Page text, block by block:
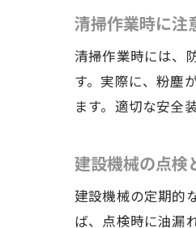
清掃作業時に注
清掃作業時には、
す。実際に、粉塵
ます。適切な安全
建設機械の点検
建設機械の定期的
ば、点検時に油漏